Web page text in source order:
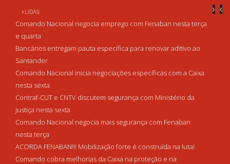
+LIDAS:
Comando Nacional negocia emprego com Fenaban nesta terça
e quarta
Bancários entregam pauta específica para renovar aditivo ao
Santander
Comando Nacional inicia negociações específicas com a Caixa
nesta sexta
Contraf-CUT e CNTV discutem segurança com Ministério da
Justiça nesta sexta
Comando Nacional negocia mais segurança com Fenaban
nesta terça
ACORDA FENABAN!!! Mobilização forte é construída na luta!
Comando cobra melhorias da Caixa na proteção e na